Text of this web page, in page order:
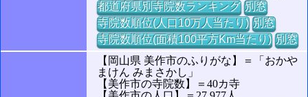
都道府県別寺院数ランキング 別窓
寺院数順位(人口10万人当たり) 別窓
寺院数順位(面積100平方Km当たり) 別窓
【岡山県 美作市のふりがな】＝「おかや
まけん みまさかし」
【美作市の寺院数】＝40カ寺